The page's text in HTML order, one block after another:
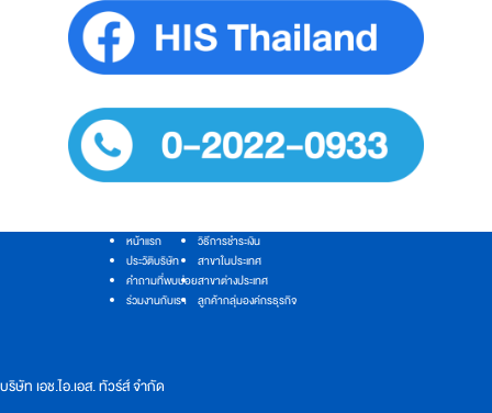
หน้าแรก
ประวัติบริษัท
คำถามที่พบบ่อย
ร่วมงานกับเรา
วิธีการชำระเงิน
สาขาในประเทศ
สาขาต่างประเทศ
ลูกค้ากลุ่มองค์กรธุรกิจ
บริษัท เอช.ไอ.เอส. ทัวร์ส์ จำกัด